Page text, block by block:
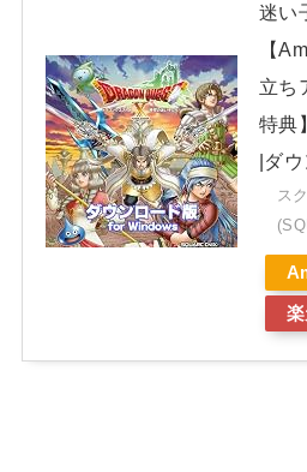
迷い
【
立ち
特典
|ダ
ス